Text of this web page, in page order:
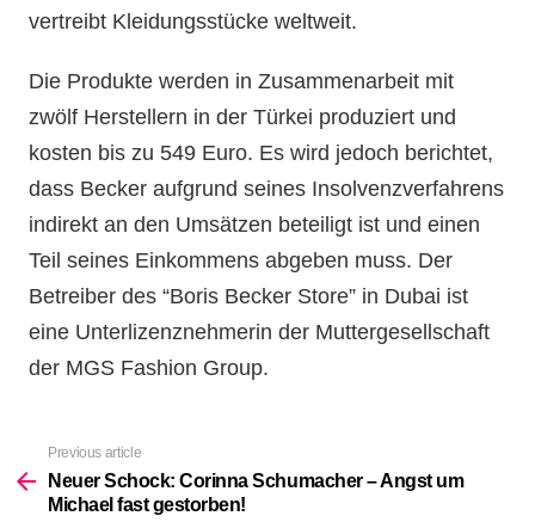
vertreibt Kleidungsstücke weltweit.
Die Produkte werden in Zusammenarbeit mit
zwölf Herstellern in der Türkei produziert und
kosten bis zu 549 Euro. Es wird jedoch berichtet,
dass Becker aufgrund seines Insolvenzverfahrens
indirekt an den Umsätzen beteiligt ist und einen
Teil seines Einkommens abgeben muss. Der
Betreiber des “Boris Becker Store” in Dubai ist
eine Unterlizenznehmerin der Muttergesellschaft
der MGS Fashion Group.
more
Previous article
Neuer Schock: Corinna Schumacher – Angst um
Michael fast gestorben!